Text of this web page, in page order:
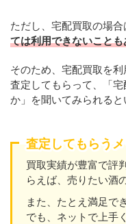
ただし、宅配買取の場合
ては利用できないこと
そのため、宅配買取を
査定してもらって、「
か」を聞いてみられると
査定してもらう
買取実績が豊富で評
らえば、売りたい酒
また、たとえ満足で
でも、ネットで上手